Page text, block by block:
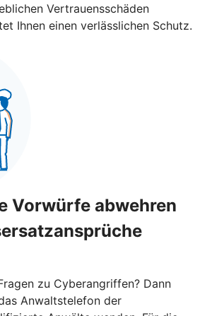
Vertrauensschäden
Ihnen einen verlässlichen Schutz.
Vorwürfe abwehren
zu Cyberangriffen? Dann
Anwaltstelefon der